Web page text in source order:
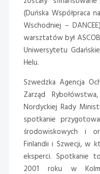
(Duńska Współpraca
Wschodniej –
warsztatów był
Uniwersytetu
Helu.
Szwedzka Agencja
Zarząd
Nordyckiej Rady
spotkanie
środowiskowych i
Finlandii i Szwecji, w
eksperci. Spotkanie
2001 roku w